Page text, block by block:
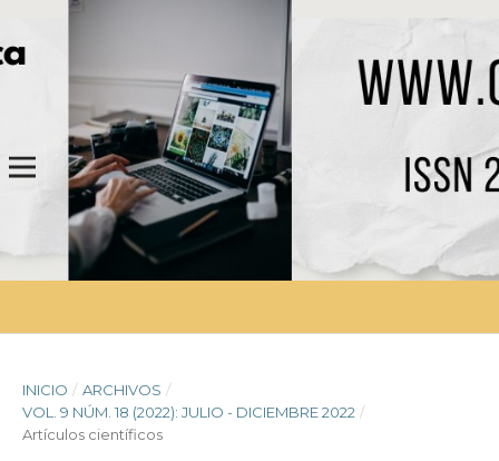
INICIO / ARCHIVOS /
VOL. 9 NÚM. 18 (2022): JULIO - DICIEMBRE 2022 /
Artículos científicos